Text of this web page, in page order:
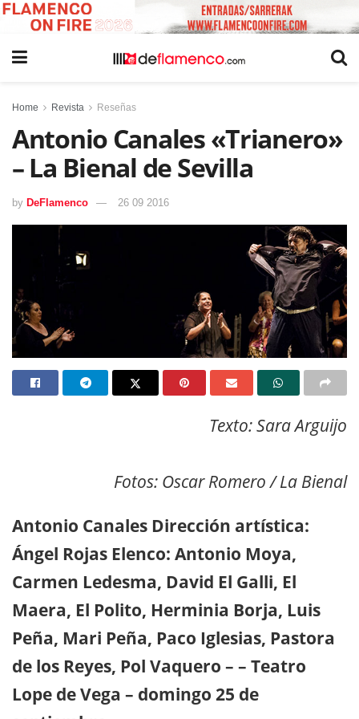
Home Revista Reseñas
Antonio Canales «Trianero»
– La Bienal de Sevilla
by DeFlamenco 26 09 2016
Texto: Sara Arguijo
Fotos: Oscar Romero / La Bienal
Antonio Canales Dirección artística:
Ángel Rojas Elenco: Antonio Moya,
Carmen Ledesma, David El Galli, El
Maera, El Polito, Herminia Borja, Luis
Peña, Mari Peña, Paco Iglesias, Pastora
de los Reyes, Pol Vaquero – – Teatro
Lope de Vega – domingo 25 de